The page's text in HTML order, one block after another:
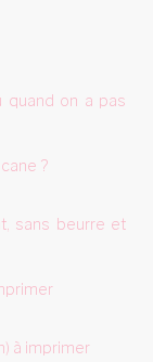
quand on a pas
?
sans beurre et
à imprimer